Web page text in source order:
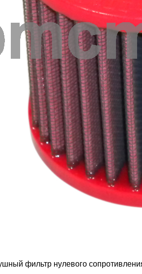
фильтр нулевого